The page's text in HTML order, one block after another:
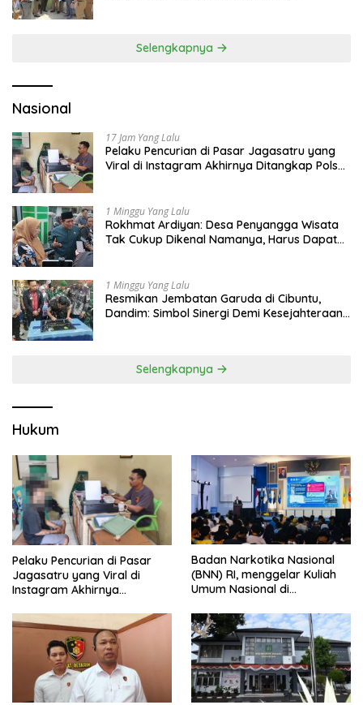
Selengkapnya
Nasional
17 Jam Yang Lalu
Pelaku Pencurian di Pasar Jagasatru yang
Viral di Instagram Akhirnya Ditangkap Polsek
1 Minggu Yang Lalu
Rokhmat Ardiyan: Desa Penyangga Wisata
Tak Cukup Dikenal Namanya, Harus Dapat
1 Minggu Yang Lalu
Resmikan Jembatan Garuda di Cibuntu,
Dandim: Simbol Sinergi Demi Kesejahteraan
Selengkapnya
Hukum
Pelaku Pencurian di Pasar
Jagasatru yang Viral di
Instagram Akhirnya
Badan Narkotika Nasional
(BNN) RI, menggelar Kuliah
Umum Nasional di